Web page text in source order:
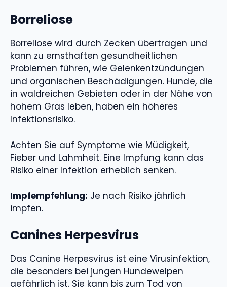
Borreliose
Borreliose wird durch Zecken übertragen und
kann zu ernsthaften gesundheitlichen
Problemen führen, wie Gelenkentzündungen
und organischen Beschädigungen. Hunde, die
in waldreichen Gebieten oder in der Nähe von
hohem Gras leben, haben ein höheres
Infektionsrisiko.
Achten Sie auf Symptome wie Müdigkeit,
Fieber und Lahmheit. Eine Impfung kann das
Risiko einer Infektion erheblich senken.
Impfempfehlung: Je nach Risiko jährlich
impfen.
Canines Herpesvirus
Das Canine Herpesvirus ist eine Virusinfektion,
die besonders bei jungen Hundewelpen
gefährlich ist. Sie kann bis zum Tod von